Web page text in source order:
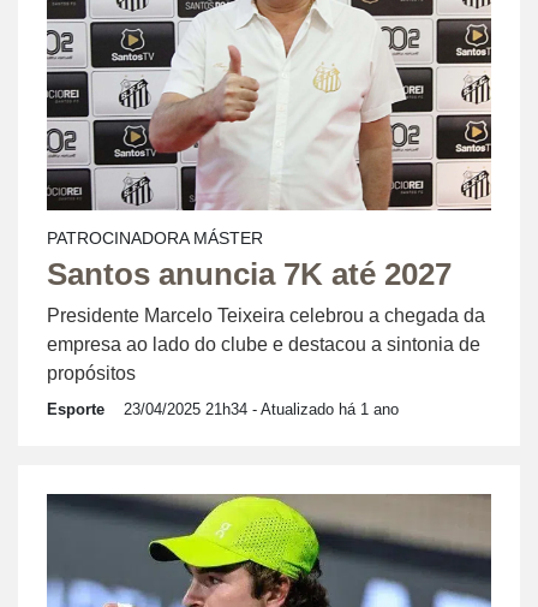
PATROCINADORA MÁSTER
Santos anuncia 7K até 2027
Presidente Marcelo Teixeira celebrou a chegada da
empresa ao lado do clube e destacou a sintonia de
propósitos
Esporte 23/04/2025 21h34 - Atualizado há 1 ano